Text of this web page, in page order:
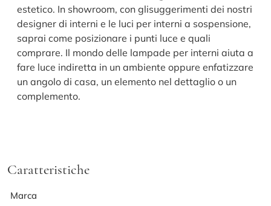
estetico. In showroom, con glisuggerimenti dei nostri
designer di interni e le luci per interni a sospensione,
saprai come posizionare i punti luce e quali
comprare. Il mondo delle lampade per interni aiuta a
fare luce indiretta in un ambiente oppure enfatizzare
un angolo di casa, un elemento nel dettaglio o un
complemento.
Caratteristiche
Marca